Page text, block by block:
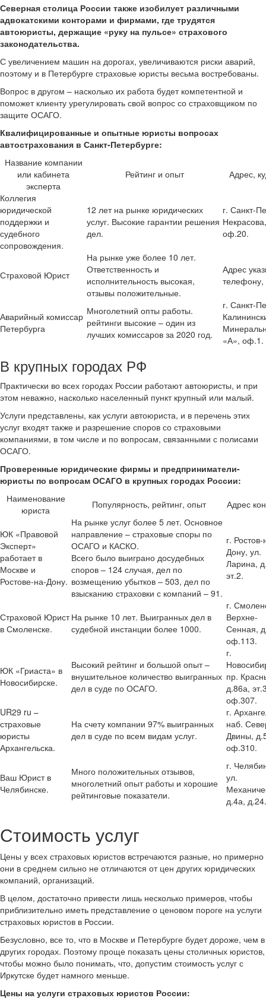
Северная столица России также изобилует различными
адвокатскими конторами и фирмами, где трудятся
автоюристы, держащие «руку на пульсе» страхового
законодательства.
С увеличением машин на дорогах, увеличиваются риски аварий,
поэтому и в Петербурге страховые юристы весьма востребованы.
Вопрос в другом – насколько их работа будет компетентной и
поможет клиенту урегулировать свой вопрос со страховщиком по
защите ОСАГО.
Квалифицированные и опытные юристы вопросах
автострахования в Санкт-Петербурге:
Название компании
или кабинета
эксперта
Рейтинг и опыт
Адрес,
Коллегия
юридической
поддержки и
судебного
сопровождения.
12 лет на рынке юридических
услуг. Высокие гарантии решения
дел.
г. Санкт-
оф.20.
Страховой Юрист
На рынке уже более 10 лет.
Ответственность и
исполнительность высокая,
отзывы положительные.
Адрес
телефону,
Аварийный комиссар
Петербурга
Многолетний опты работы.
рейтинги высокие – один из
лучших комиссаров за 2020 год.
г. Санкт-
«А», оф.1.
В крупных городах РФ
Практически во всех городах России работают автоюристы, и при
этом неважно, насколько населенный пункт крупный или малый.
Услуги представлены, как услуги автоюриста, и в перечень этих
услуг входят также и разрешение споров со страховыми
компаниями, в том числе и по вопросам, связанными с полисами
ОСАГО.
Проверенные юридические фирмы и предприниматели-
юристы по вопросам ОСАГО в крупных городах России:
Наименование
юриста
Популярность, рейтинг, опыт Адрес
ЮК «Правовой
Эксперт»
работает в
Москве и
Ростове-на-Дону.
На рынке услуг более 5 лет. Основное
направление – страховые споры по
ОСАГО и КАСКО.
Всего было выиграно досудебных
споров – 124 случая, дел по
возмещению убытков – 503, дел по
взысканию страховки с компаний – 91.
г.
Дону, ул.
Ларина,
эт.2.
Страховой Юрист
в Смоленске.
На рынке 10 лет. Выигранных дел в
судебной инстанции более 1000.
г.
Верхне-
Сенная,
оф.113.
ЮК «Гриаста» в
Новосибирске.
Высокий рейтинг и большой опыт –
внушительное количество выигранных
дел в суде по ОСАГО.
г.
пр.
д.86а,
оф.307.
UR29 ru –
страховые
юристы
Архангельска.
На счету компании 97% выигранных
дел в суде по всем видам услуг.
г.
наб.
Двины,
оф.310.
Ваш Юрист в
Челябинске.
Много положительных отзывов,
многолетний опыт работы и хорошие
рейтинговые показатели.
г.
ул.
д.4а, д.24.
Стоимость услуг
Цены у всех страховых юристов встречаются разные, но примерно
они в среднем сильно не отличаются от цен других юридических
компаний, организаций.
В целом, достаточно привести лишь несколько примеров, чтобы
приблизительно иметь представление о ценовом пороге на услуги
страховых юристов в России.
Безусловно, все то, что в Москве и Петербурге будет дороже, чем в
других городах. Поэтому проще показать цены столичных юристов,
чтобы можно было понимать, что, допустим стоимость услуг с
Иркутске будет намного меньше.
Цены на услуги страховых юристов России: